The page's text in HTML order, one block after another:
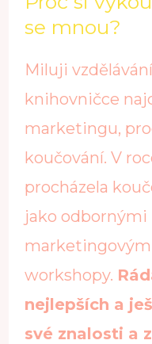
se mnou?
Miluji
knihovničce
marketingu,
koučování. V
procházela
jako
workshopy.
nejlepších a
své znalosti a